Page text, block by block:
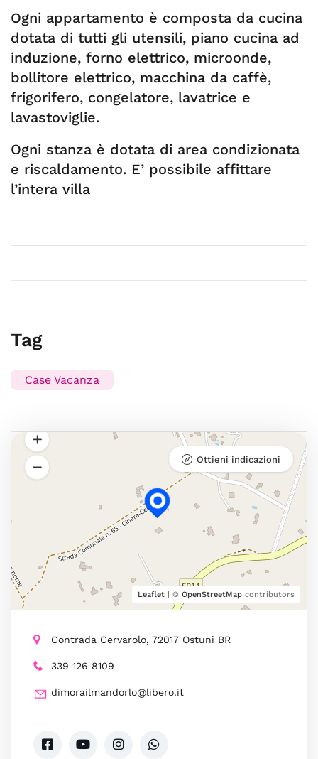
Ogni appartamento è composta da cucina
dotata di tutti gli utensili, piano cucina ad
induzione, forno elettrico, microonde,
bollitore elettrico, macchina da caffè,
frigorifero, congelatore, lavatrice e
lavastoviglie.
Ogni stanza è dotata di area condizionata
e riscaldamento. E’ possibile affittare
l’intera villa
Tag
Case Vacanza
Leaflet | © OpenStreetMap contributors
Ottieni indicazioni
Contrada Cervarolo, 72017 Ostuni BR
339 126 8109
dimorailmandorlo@libero.it